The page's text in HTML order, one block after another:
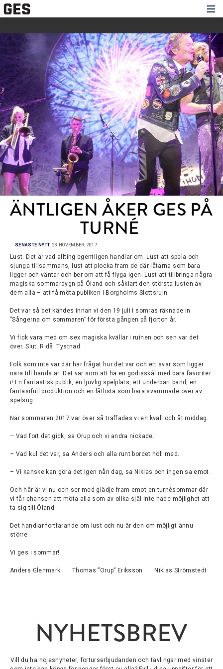
Medverkande
Historien om GES
Nyheter
Press
ÄNTLIGEN ÅKER GES PÅ
TURNÉ
SENASTE NYTT 23 NOVEMBER, 2017
Lust. Det är vad allting egentligen handlar om. Lust att spela och
sjunga tillsammans, lust att plocka fram de där låtarna som bara
ligger och väntar och ber om att få flyga igen. Lust att tillbringa några
magiska sommardygn på Öland och såklart den största lusten av
dem alla – att få möta publiken i Borgholms Slottsruin.
Det var så det kändes innan vi den 19 juli i somras räknade in
”Sångerna om sommaren” för första gången på fjorton år.
Vi fick vara med om sex magiska kvällar i ruinen och sen var det
över. Slut. Ridå. Tystnad.
Folk som inte var där har frågat hur det var och ett svar som ligger
nära till hands är: Det var som att ha en godisskål med bara favoriter
i! En fantastisk publik, en ljuvlig spelplats, ett underbart band, en
fantasifull produktion och en låtlista som bara svämmade över av
spelsug.
När sommaren 2017 var över så träffades vi en kväll och åt middag.
– Vad fort det gick, sa Orup och vi andra nickade.
– Vad kul det var, sa Anders och alla runt bordet höll med.
– Vi kanske kan göra det igen nån dag, sa Niklas och ingen sa emot.
Och här är vi nu och ser med glädje fram emot en turnésommar där
vi får chansen att möta alla som av olika själ inte hade möjlighet att
ta sig till Öland.
Det handlar fortfarande om lust och nu är den om möjligt ännu
större.
Vi ges i sommar!
Anders Glenmark Thomas ”Orup” Eriksson Niklas Strömstedt
NYHETSBREV
Vill du ha nöjesnyheter, förturserbjudanden och tävlingar med vinster